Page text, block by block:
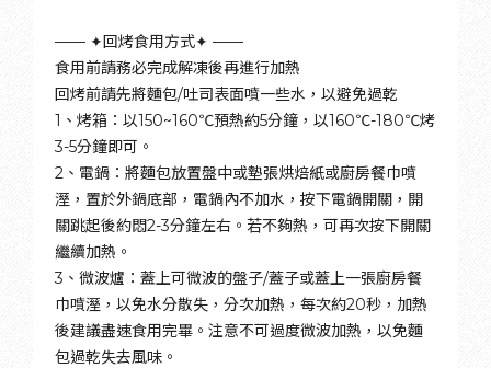
—— ✦回烤食用方式✦ ——
食用前請務必完成解凍後再進行加熱
回烤前請先將麵包/吐司表面噴一些水，以避免過乾
1、烤箱：以150~160℃預熱約5分鐘，以160℃-180℃烤
3-5分鐘即可。
2、電鍋：將麵包放置盤中或墊張烘焙紙或廚房餐巾噴
溼，置於外鍋底部，電鍋內不加水，按下電鍋開關，開
關跳起後約悶2-3分鐘左右。若不夠熱，可再次按下開關
繼續加熱。
3、微波爐：蓋上可微波的盤子/蓋子或蓋上一張廚房餐
巾噴溼，以免水分散失，分次加熱，每次約20秒，加熱
後建議盡速食用完畢。注意不可過度微波加熱，以免麵
包過乾失去風味。